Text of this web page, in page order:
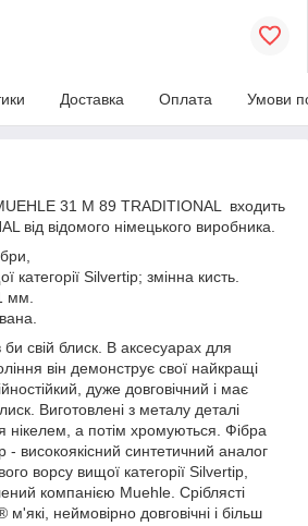
Доставка Оплата Умови
31 M 89 TRADITIONAL входить
від відомого німецького виробника.
категорії Silvertip; змінна кисть.
мм.
би свій блиск. В аксесуарах для
він демонструє свої найкращі
дуже довговічний і має
Виготовлені з металу деталі
нікелем, а потім хромуються. Фібра
- високоякісний синтетичний аналог
ворсу вищої категорії Silvertip,
компанією Muehle. Сріблясті
неймовірно довговічні і більш